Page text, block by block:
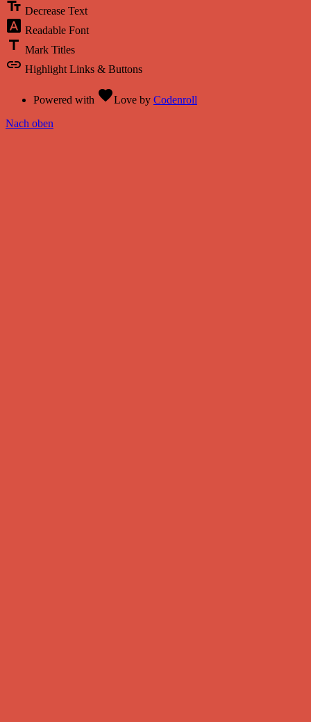
text_fields Decrease Text
font_download Readable Font
title Mark Titles
link Highlight Links & Buttons
Powered with favoriteLove by Codenroll
Nach oben